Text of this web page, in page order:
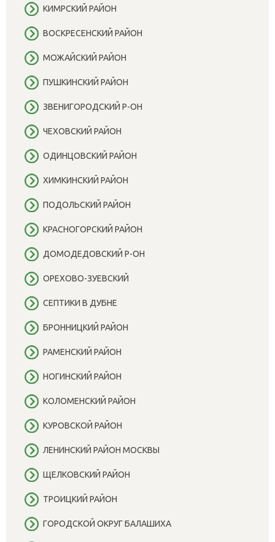
КИМРСКИЙ РАЙОН
ВОСКРЕСЕНСКИЙ РАЙОН
МОЖАЙСКИЙ РАЙОН
ПУШКИНСКИЙ РАЙОН
ЗВЕНИГОРОДСКИЙ Р-ОН
ЧЕХОВСКИЙ РАЙОН
ОДИНЦОВСКИЙ РАЙОН
ХИМКИНСКИЙ РАЙОН
ПОДОЛЬСКИЙ РАЙОН
КРАСНОГОРСКИЙ РАЙОН
ДОМОДЕДОВСКИЙ Р-ОН
ОРЕХОВО-ЗУЕВСКИЙ
СЕПТИКИ В ДУБНЕ
БРОННИЦКИЙ РАЙОН
РАМЕНСКИЙ РАЙОН
НОГИНСКИЙ РАЙОН
КОЛОМЕНСКИЙ РАЙОН
КУРОВСКОЙ РАЙОН
ЛЕНИНСКИЙ РАЙОН МОСКВЫ
ЩЕЛКОВСКИЙ РАЙОН
ТРОИЦКИЙ РАЙОН
ГОРОДСКОЙ ОКРУГ БАЛАШИХА